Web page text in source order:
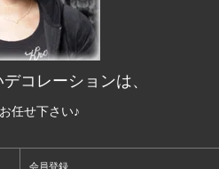
コレーションは、
任せ下さい♪
会員登録